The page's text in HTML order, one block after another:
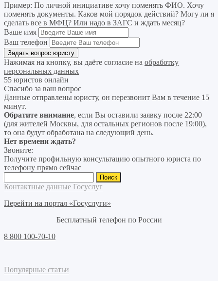
Пример: По личной инициативе хочу поменять ФИО. Хочу
поменять документы. Каков мой порядок действий? Могу ли я
сделать все в МФЦ? Или надо в ЗАГС и ждать месяц?
Ваше имя
Ваш телефон
Нажимая на кнопку, вы даёте согласие на обработку
персональных данных
55 юристов онлайн
Спасибо за ваш вопрос
Данные отправлены юристу, он перезвонит Вам в течение 15
минут.
Обратите внимание, если Вы оставили заявку после 22:00
(для жителей Москвы, для остальных регионов после 19:00),
то она будут обработана на следующий день.
Нет времени ждать?
Звоните:
Получите профильную консультацию опытного юриста по
телефону прямо сейчас
Контактные данные Госуслуг
Перейти на портал «Госуслуги»
Бесплатный телефон по России
8 800 100-70-10
Популярные статьи